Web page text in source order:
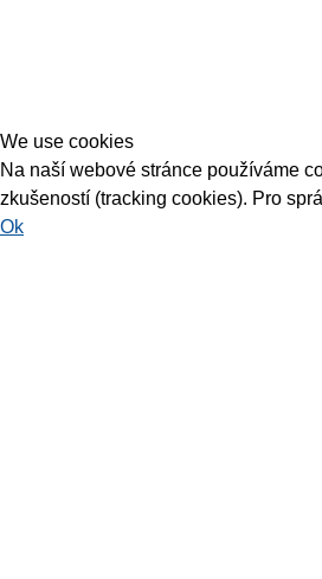
We use cookies
Na naší webové stránce používáme
zkušeností (tracking cookies). Pro
Ok